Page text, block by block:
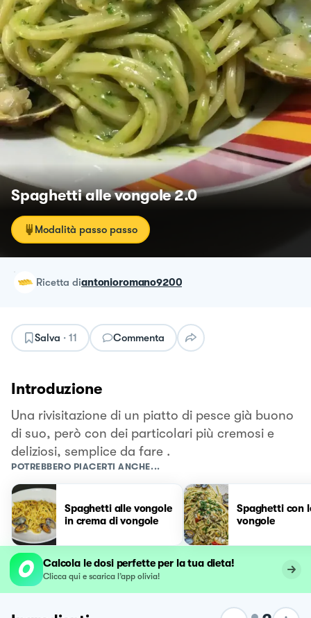
Spaghetti alle vongole 2.0
Modalità passo passo
ricetta diantonioromano9200
Salva · 11 Commenta
Introduzione
Una rivisitazione di un piatto di pesce già buono
di suo, però con dei particolari più cremosi e
deliziosi, semplice da fare .
POTREBBERO PIACERTI ANCHE...
Spaghetti alle vongole
in crema di vongole
Spaghetti con
vongole
Calcola le dosi perfette per la tua dieta!
Clicca qui e scarica l’app olivia!